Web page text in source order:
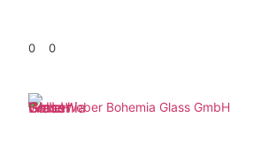
0 0
Weber Bohemia Glass GmbH